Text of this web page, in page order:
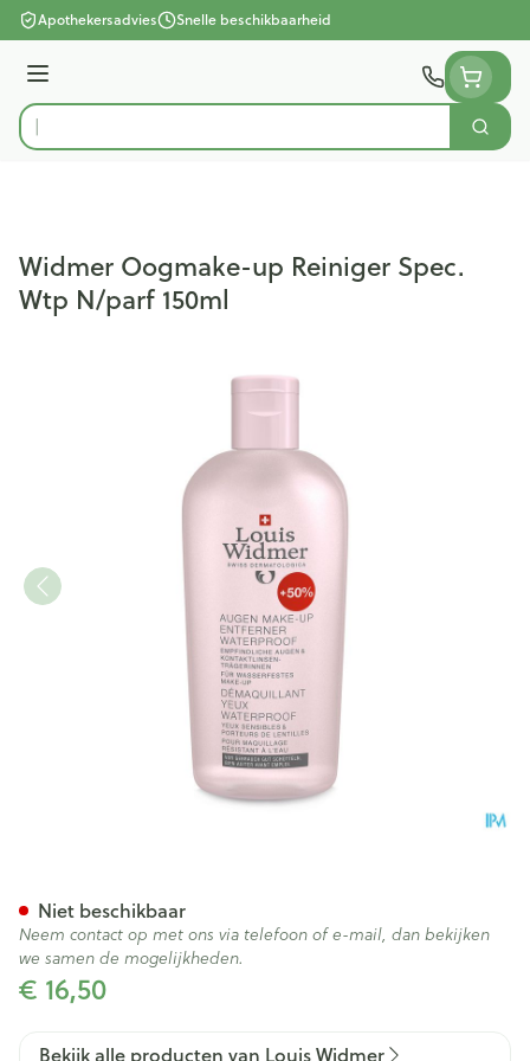
Ga naar de inhoud
Apothekersadvies Snelle beschikbaarheid
Menu
Product, merk, categorie...
Zoek
Widmer Oogmake-up Reiniger Spec.
Wtp N/parf 150ml
€ 16,50
Niet beschikbaar
Neem contact op met ons via telefoon of e-mail, dan bekijken
we samen de mogelijkheden.
Bekijk alle producten van Louis Widmer